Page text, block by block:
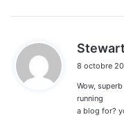
Stewart
8 octobre
Wow,
running
a blog for?